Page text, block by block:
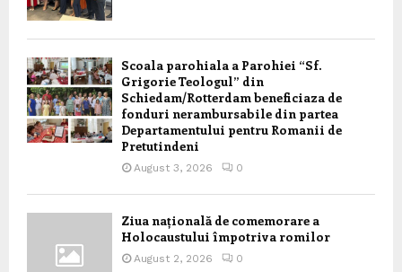
Scoala parohiala a Parohiei “Sf.
Grigorie Teologul” din
Schiedam/Rotterdam beneficiaza de
fonduri nerambursabile din partea
Departamentului pentru Romanii de
Pretutindeni
August 3, 2026 0
Ziua națională de comemorare a
Holocaustului împotriva romilor
August 2, 2026 0